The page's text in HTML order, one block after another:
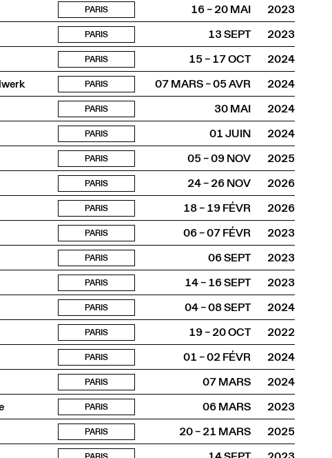
PARIS 16 – 20 MAI
2023
PARIS 13 SEPT
2023
PARIS 15 – 17 OCT
2024
PARIS 07 MARS – 05 AVR
2024
PARIS 30 MAI
2024
PARIS 01 JUIN
2024
PARIS 05 – 09 NOV
2025
PARIS 24 – 26 NOV
2026
PARIS 18 – 19 FÉVR
2026
PARIS 06 – 07 FÉVR
2023
PARIS 06 SEPT
2023
PARIS 14 – 16 SEPT
2023
PARIS 04 – 08 SEPT
2024
PARIS 19 – 20 OCT
2022
PARIS 01 – 02 FÉVR
2024
PARIS 07 MARS
2024
PARIS 06 MARS
2023
PARIS 20 – 21 MARS
2025